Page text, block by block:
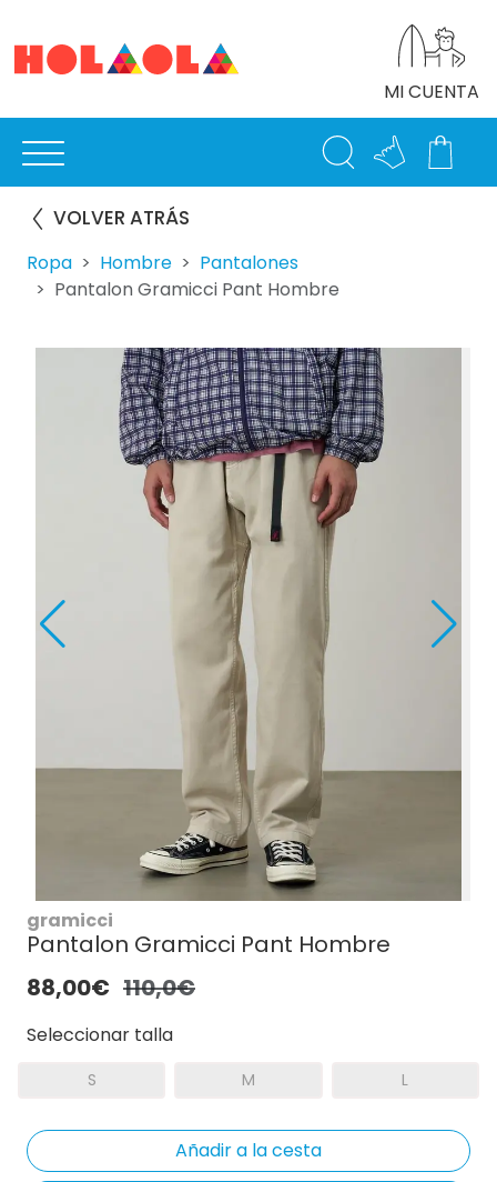
MI CUENTA
VOLVER ATRÁS
Ropa Hombre
Pantalones
Pantalon Gramicci Pant Hombre
gramicci
Pantalon Gramicci Pant Hombre
88,00€ 110,0€
Seleccionar talla
S M L